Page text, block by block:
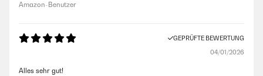
Amazon-Benutzer
GEPRÜFTE BEWERTUNG
04/01/2026
Alles sehr gut!